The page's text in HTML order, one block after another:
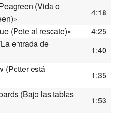
(Vida o
4:18
(Pete al rescate)»
4:25
entrada de
1:40
(Potter está
1:35
(Bajo las tablas
1:53